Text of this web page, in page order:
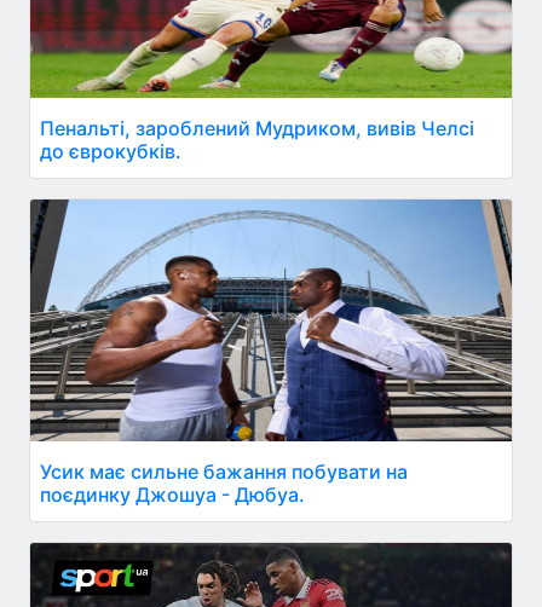
Пенальті, зароблений Мудриком, вивів Челсі
до єврокубків.
Усик має сильне бажання побувати на
поєдинку Джошуа - Дюбуа.